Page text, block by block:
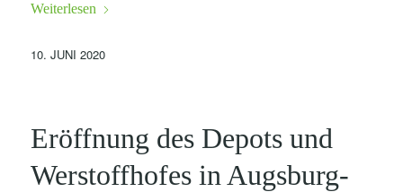
Weiterlesen
10. JUNI 2020
Eröffnung des Depots und
Werstoffhofes in Augsburg-